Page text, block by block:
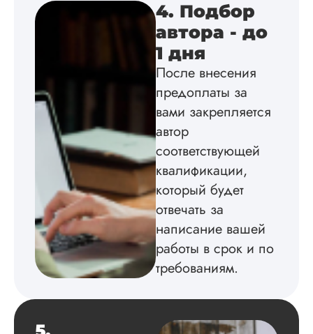
Инна
Вид работы:
Диссертация
Магистерскую
диссертацию по
философии
на твердую 5.
структуру, список
литературы,
приложения,
поставили ссылки
литературные
Уникальность
4. Подбор
автора - до
1 дня
После внесения
предоплаты за
вами закрепляется
автор
соответствующей
квалификации,
который будет
отвечать за
написание вашей
работы в срок и по
требованиям.